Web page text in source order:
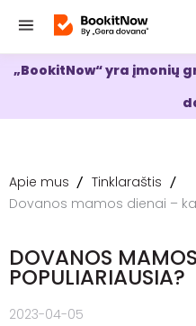
„BookitNow“ yra įmonių
Apie mus
Tinklaraštis
Dovanos mamos dienai –
DOVANOS
POPULIARIAUSIA?
2023-04-05